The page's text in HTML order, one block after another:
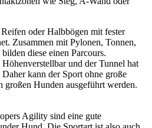
oder Halbbögen mit fester
Zusammen mit Pylonen, Tonnen,
diese einen Parcours.
und der Tunnel hat
kann der Sport ohne große
großen Hunden ausgeführt werden.
Agility sind eine gute